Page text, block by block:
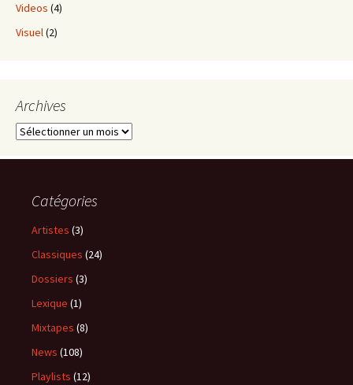
Videos (4)
Visuel(2)
Archives
Archives
Catégories
Artistes (3)
Classiques (24)
Dossiers (3)
Lexique (1)
Mixtapes (8)
News (108)
Playlists (12)